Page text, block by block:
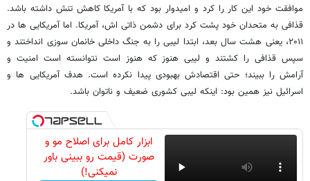
موافقت خود این کار را کرد و امیدوار بود که با آمریکا کاهش تنش داشته باشد.
قذافی به متحدان خود پشت کرد برای دشمن ذاتی اش، آمریکا. اما آمریکایی ها در
۲۰۱۱، یعنی هشت سال بعد، ابتدا لیبی را به جنگ داخلی خانمان سوزی انداختند و
سپس قذافی را کشتند و لیبی هنوز که هنوز است نتوانسته است امنیت و
آرامش را ببیند؛ حتی اقتصادش بهبودی پیدا نکرده است. هدف آمریکایی ها و
اسرائیل نیز همین بود: اینکه لیبی کشوری ضعیف و ناتوان باشد.
ابزار کامل برای اصلاح مو و
صورت (قیمت رو ببینی باور
نمیکنی!)